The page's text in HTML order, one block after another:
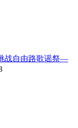
战自由路歌谣祭—